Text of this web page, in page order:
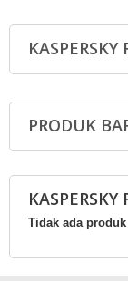
PRODUK
Tidak ada